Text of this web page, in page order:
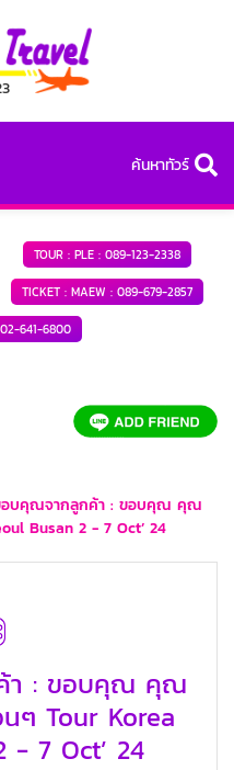
ค้นหาทัวร์
TOUR : PLE : 089-123-2338
TICKET : MAEW : 089-679-2857
02-641-6800
อบคุณจากลูกค้า : ขอบคุณ คุณ
Busan 2 - 7 Oct’ 24
า : ขอบคุณ คุณ
ๆ Tour Korea
- 7 Oct’ 24